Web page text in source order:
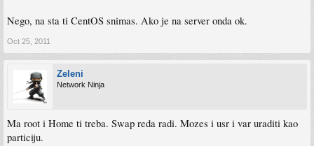
Nego, na sta ti CentOS snimas. Ako je na server onda ok.
Oct 25, 2011
Zeleni
Network Ninja
Ma root i Home ti treba. Swap reda radi. Mozes i usr i var uraditi kao
particiju.